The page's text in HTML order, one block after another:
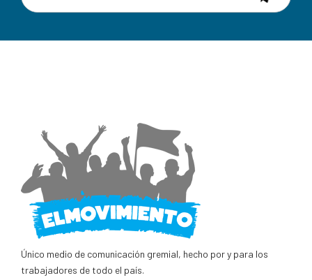
Único medio de comunicación gremial, hecho por y para los
trabajadores de todo el país.